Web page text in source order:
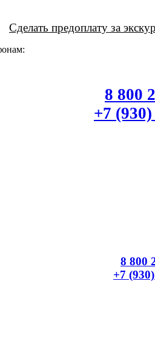
Сделать предоплату за
8 800
+7
8 800
+7